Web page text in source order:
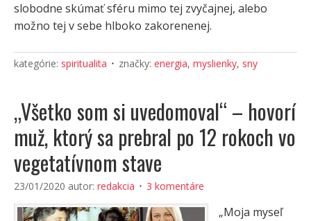
slobodne skúmať sféru mimo tej zvyčajnej, alebo
možno tej v sebe hlboko zakorenenej.
kategórie: spiritualita značky: energia, myslienky, sny
„Všetko som si uvedomoval“ – hovorí
muž, ktorý sa prebral po 12 rokoch vo
vegetatívnom stave
23/01/2020 autor: redakcia 3 komentáre
„Moja myseľ